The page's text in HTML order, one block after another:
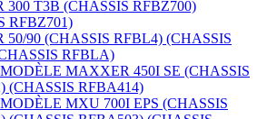
T3B (CHASSIS RFBZ700)
RFBZ701)
90 (CHASSIS RFBL4) (CHASSIS
RFBLA)
MAXXER 450I SE (CHASSIS
(CHASSIS RFBA414)
MXU 700I EPS (CHASSIS